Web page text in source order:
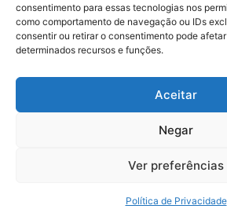
consentimento para essas tecnologias nos
como comportamento de navegação ou IDs
consentir ou retirar o consentimento pode
determinados recursos e funções.
Aceitar
Negar
Ver preferências
Política de Privacidade
Rio Press oferece conteúdo
online, trazendo ainda mais facilidade
seus leitores.
CNPJ: 43.699.442/
© 2022, Agência Padan.Todos os
Quem Somos